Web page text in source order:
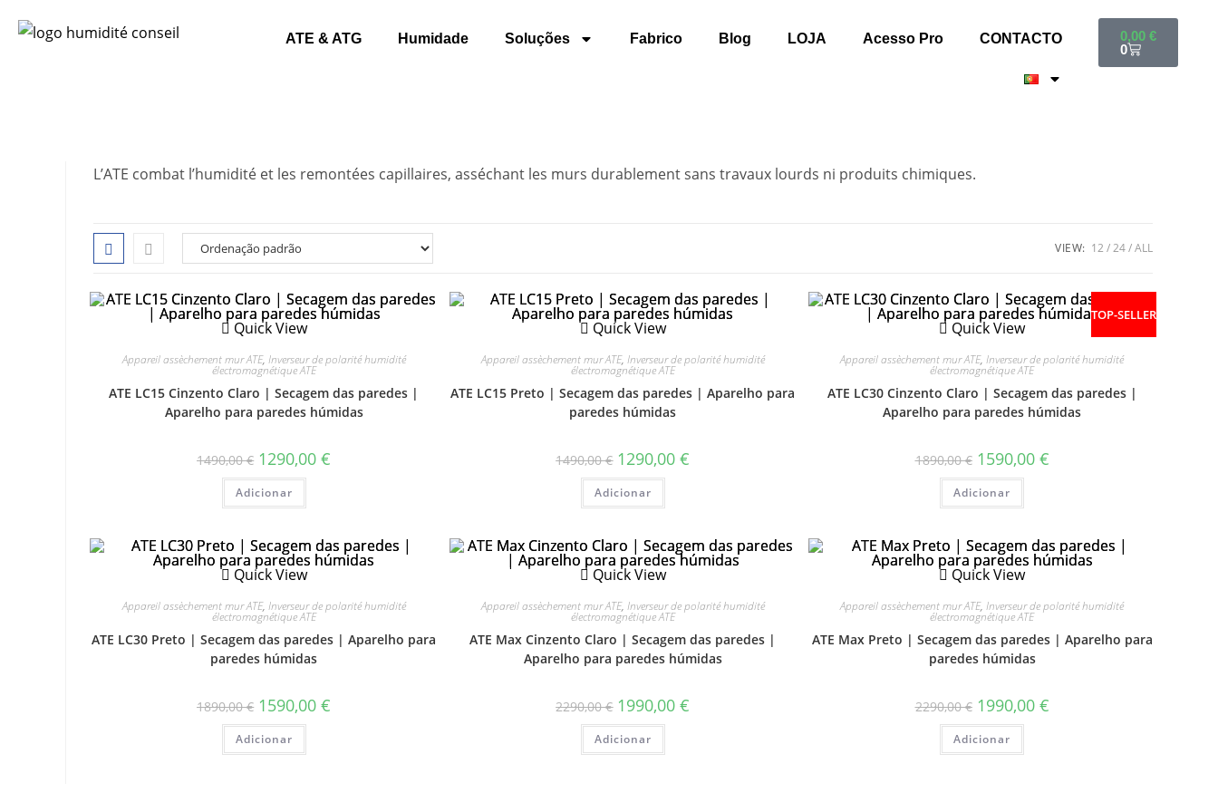
ATE & ATG Humidade Soluções Fabrico Blog LOJA Acesso Pro CONTACTO 0,00 €
0
L’ATE combat l’humidité et les remontées capillaires, asséchant les murs durablement sans travaux lourds ni produits chimiques.
VIEW: 12 24 ALL
Quick View
Appareil assèchement mur ATE, Inverseur de polarité humidité
électromagnétique ATE
ATE LC15 Cinzento Claro | Secagem das paredes |
Aparelho para paredes húmidas
1490,00€ 1290,00€
Adicionar
Quick View
Appareil assèchement mur ATE, Inverseur de polarité humidité
électromagnétique ATE
ATE LC15 Preto | Secagem das paredes | Aparelho para
paredes húmidas
1490,00€ 1290,00€
Adicionar
TOP-SELLER
Quick View
Appareil assèchement mur ATE,Inverseur de polarité humidité
électromagnétique ATE
ATE LC30 Cinzento Claro | Secagem das paredes |
Aparelho para paredes húmidas
1890,00€ 1590,00 €
Adicionar
Quick View
Appareil assèchement mur ATE, Inverseur de polarité humidité
électromagnétique ATE
ATE LC30 Preto | Secagem das paredes | Aparelho para
paredes húmidas
1890,00€ 1590,00€
Adicionar
Quick View
Appareil assèchement mur ATE, Inverseur de polarité humidité
électromagnétique ATE
ATE Max Cinzento Claro | Secagem das paredes |
Aparelho para paredes húmidas
2290,00€ 1990,00€
Adicionar
Quick View
Appareil assèchement mur ATE,Inverseur de polarité humidité
électromagnétique ATE
ATE Max Preto | Secagem das paredes | Aparelho para
paredes húmidas
2290,00€ 1990,00 €
Adicionar